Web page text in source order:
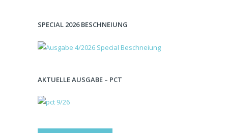
SPECIAL 2026 BESCHNEIUNG
AKTUELLE AUSGABE – PCT